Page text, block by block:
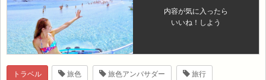
内容が気に入ったら
いいね！しよう
トラベル 旅色 旅色アンバサダー 旅行